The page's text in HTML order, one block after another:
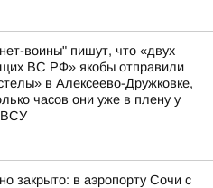
воины" пишут, что «двух
ВС РФ» якобы отправили
в Алексеево-Дружковке,
часов они уже в плену у
ВСУ
закрыто: в аэропорту Сочи с